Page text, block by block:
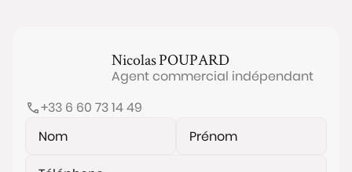
NicolasPOUPARD
Agent commercial indépendant
+33 6 60 73 14 49